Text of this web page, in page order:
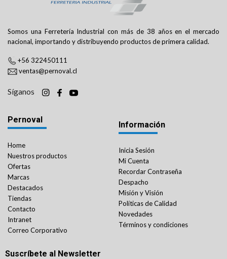
Somos una Ferretería Industrial con más de 38 años en el mercado
nacional, importando y distribuyendo productos de primera calidad.
+56 322450111
ventas@pernoval.cl
Síganos
Pernoval
Home
Nuestros productos
Ofertas
Marcas
Destacados
Tiendas
Contacto
Intranet
Correo Corporativo
Información
Inicia Sesión
Mi Cuenta
Recordar Contraseña
Despacho
Misión y Visión
Políticas de Calidad
Novedades
Términos y condiciones
Suscríbete al Newsletter